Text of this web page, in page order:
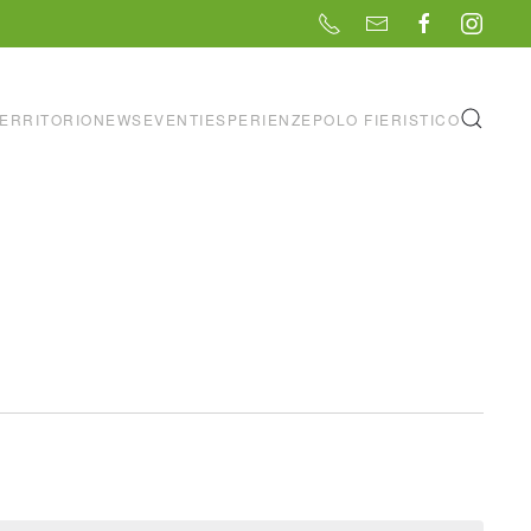
NEWSEVENTIESPERIENZE POLO FIERISTICO